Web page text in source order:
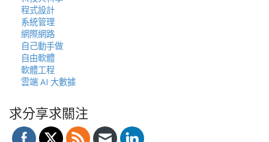
程式設計
系統管理
網際網路
自己動手做
自由軟體
軟體工程
雲端 AI 大數據
求分享求關注